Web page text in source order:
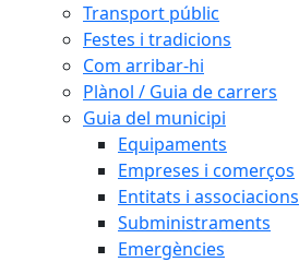
Transport públic
Festes i tradicions
Com arribar-hi
Plànol / Guia de carrers
Guia del municipi
Equipaments
Empreses i comerços
Entitats i associacions
Subministraments
Emergències